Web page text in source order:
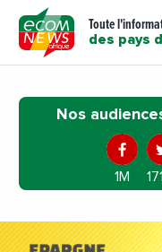
Toute
des pays
Nos
1M